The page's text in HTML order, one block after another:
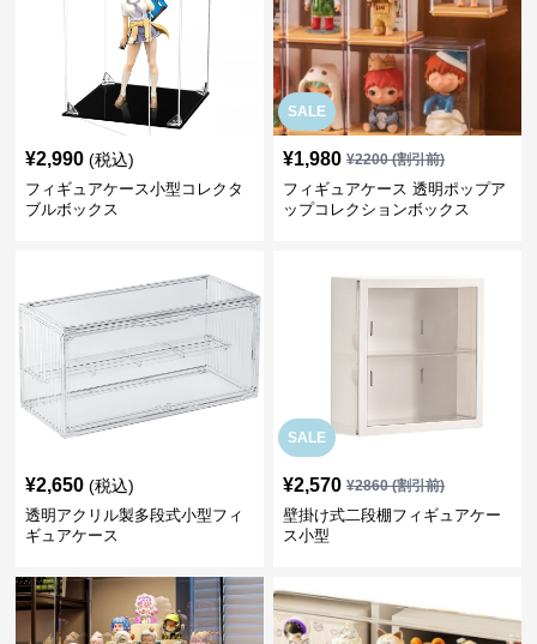
¥2,990 (税込)
フィギュアケース小型コレクタ
ブルボックス
SALE
¥1,980 ¥2200(割引前)
フィギュアケース 透明ポップア
ップコレクションボックス
¥2,650 (税込)
透明アクリル製多段式小型フィ
ギュアケース
SALE
¥2,570 ¥2860(割引前)
壁掛け式二段棚フィギュアケー
ス小型